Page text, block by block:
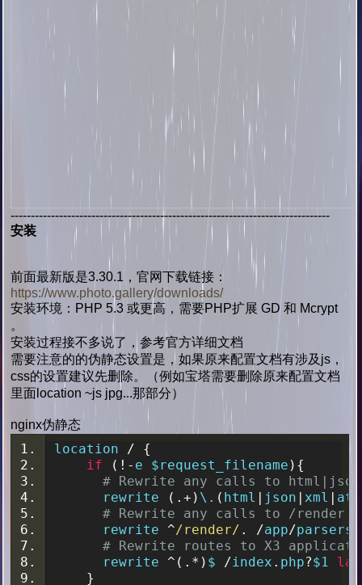
-------------------------------------------------------------------------------
安装
前面最新版是3.30.1，官网下载链接：
https://www.photo.gallery/downloads/
安装环境：PHP 5.3 或更高，需要PHP扩展 GD 和 Mcrypt
。
安装过程接不多说了，参考官方详细文档
需要注意的的伪静态设置是，如果原来配置文档有涉及js，
css的设置建议先删除。（例如宝塔需要删除原来配置文档
里面location ~js jpg...那部分）
nginx伪静态
location /
{
if
(!- e $request_filename ){
# Rewrite any calls to
rewrite
(.+) \. ( html | json | xml |
# Rewrite any calls to /render
rewrite ^/render/ . /app/parsers
# Rewrite routes to X3
rewrite ^(.*) $ /index . php?$1
}